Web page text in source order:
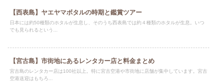
【西表島】ヤエヤマボタルの時期と鑑賞ツアー
日本には約50種類のホタルが生息し、そのうち西表島では約４種類のホタルが生息。いつ
でも見られるという...
【宮古島】市街地にあるレンタカー店と料金まとめ
宮古島のレンタカー店は100社以上。特に宮古空港や市街地に店舗が集中しています。宮古
空港送迎はもちろ...